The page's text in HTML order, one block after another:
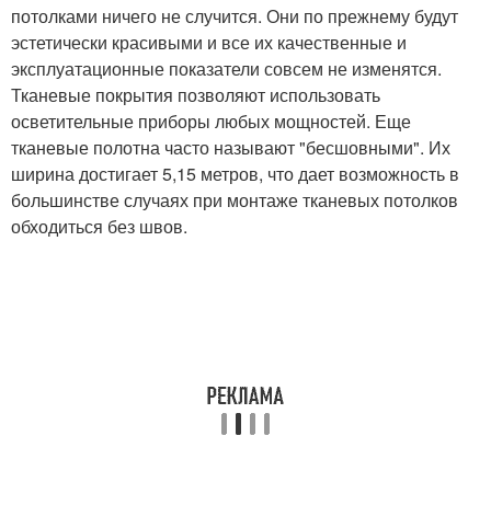
потолками ничего не случится. Они по прежнему будут
эстетически красивыми и все их качественные и
эксплуатационные показатели совсем не изменятся.
Тканевые покрытия позволяют использовать
осветительные приборы любых мощностей. Еще
тканевые полотна часто называют "бесшовными". Их
ширина достигает 5,15 метров, что дает возможность в
большинстве случаях при монтаже тканевых потолков
обходиться без швов.